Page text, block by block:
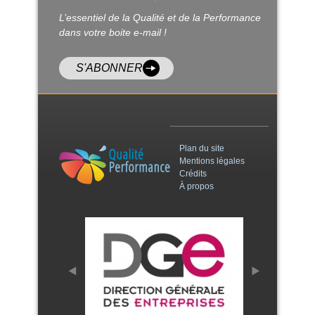
L’essentiel de la Qualité et de la Performance
dans votre boite e-mail !
S'ABONNER
Plan du site
Mentions légales
Crédits
À propos